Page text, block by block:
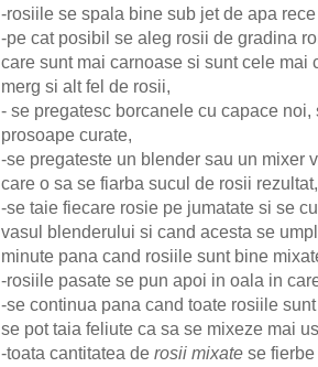
-rosiile se spala bine sub jet de apa
-pe cat posibil se aleg rosii de gradina
care sunt mai carnoase si sunt cele mai
merg si alt fel de rosii,
- se pregatesc borcanele cu capace
prosoape curate,
-se pregateste un blender sau un mixer
care o sa se fiarba sucul de rosii rezultat,
-se taie fiecare rosie pe jumatate si se
vasul blenderului si cand acesta se
minute pana cand rosiile sunt bine
-rosiile pasate se pun apoi in oala in
-se continua pana cand toate rosiile
se pot taia feliute ca sa se mixeze mai
-toata cantitatea de rosii mixate se